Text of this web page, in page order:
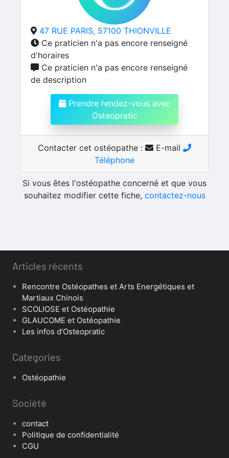
47 RUE PARIS, 57100 THIONVILLE
Ce praticien n'a pas encore renseigné
d'horaires
Ce praticien n'a pas encore renseigné
de description
Prendre rendez-vous avec
Osteopratic
Contacter cet ostéopathe :
E-mail
Téléphone
Si vous êtes l'ostéopathe concerné et que vous
souhaitez modifier cette fiche, contactez-nous
Articles récents
Rencontre Ostéopathes et Arts Energétiques et
Martiaux Chinois
SCOLIOSE et Ostéopathie
GLAUCOME et Ostéopathie
Les infos d’Osteopratic
Categories
Ostéopathie
Société
contact
Politique de confidentialité
CGU